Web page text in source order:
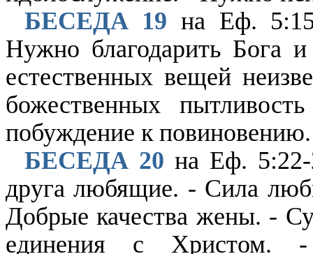
БЕСЕДА 19 на Еф.
Нужно благодарить Бога
естественных вещей
божественных
побуждение к повиновению.
БЕСЕДА 20 на Еф.
друга любящие. - Сила
Добрые качества жены. -
единения с Христом. -